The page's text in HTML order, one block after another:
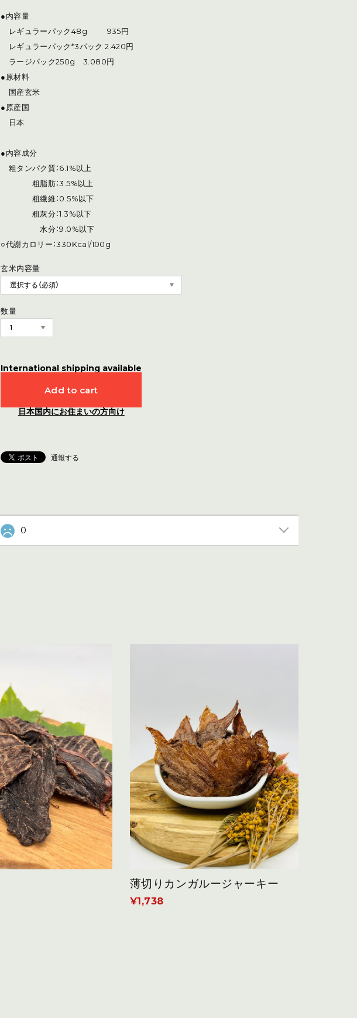
●内容量
レギュラーパック48g 935円
レギュラーパック*3パック 2.420円
ラージパック250g 3.080円
●原材料
国産玄米
●原産国
日本
●内容成分
粗タンパク質：6.1%以上
粗脂肪：3.5%以上
粗繊維：0.5%以下
粗灰分：1.3%以下
水分：9.0%以下
○代謝カロリー：330Kcal/100g
玄米内容量
数量
International shipping available
Add to cart
日本国内にお住まいの方向け
通報する
0
薄切りカンガルージャーキー
¥1,738